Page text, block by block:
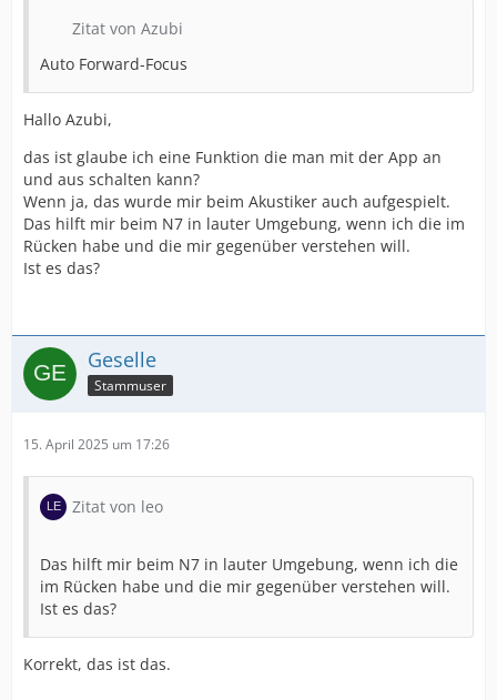
Zitat von Azubi
Auto Forward-Focus
Hallo Azubi,
das ist glaube ich eine Funktion die man mit der App an
und aus schalten kann?
Wenn ja, das wurde mir beim Akustiker auch aufgespielt.
Das hilft mir beim N7 in lauter Umgebung, wenn ich die im
Rücken habe und die mir gegenüber verstehen will.
Ist es das?
Geselle
Stammuser
15. April 2025 um 17:26
Zitat von leo
Das hilft mir beim N7 in lauter Umgebung, wenn ich die
im Rücken habe und die mir gegenüber verstehen will.
Ist es das?
Korrekt, das ist das.